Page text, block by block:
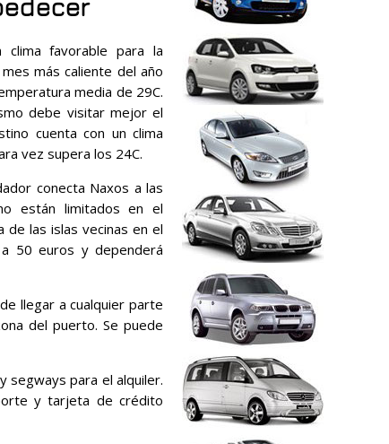
favorable para la
más caliente del año
media de 29C.
debe visitar mejor el
cuenta con un clima
vez supera los 24C.
conecta Naxos a las
están limitados en el
las islas vecinas en el
50 euros y dependerá
llegar a cualquier parte
del puerto. Se puede
segways para el alquiler.
y tarjeta de crédito